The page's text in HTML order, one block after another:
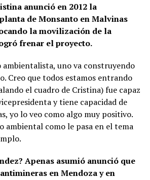
anunció en 2012 la
de Monsanto en Malvinas
la movilización de la
frenar el proyecto.
ambientalista, uno va construyendo
Creo que todos estamos entrando
el cuadro de Cristina) fue capaz
y tiene capacidad de
yo lo veo como algo muy positivo.
ambiental como le pasa en el tema
Apenas asumió anunció que
en Mendoza y en